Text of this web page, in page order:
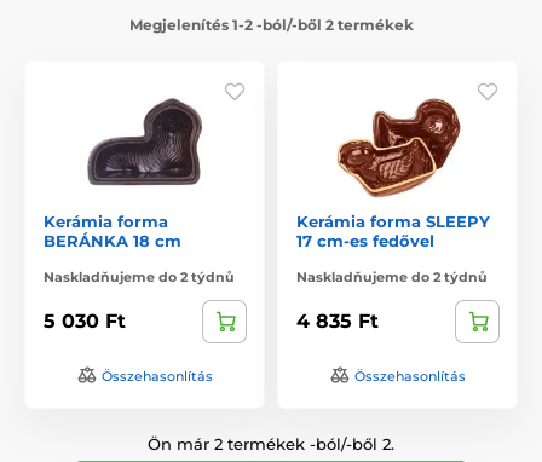
Megjelenítés 1-2 -ból/-ből 2 termékek
Kerámia forma
BERÁNKA 18 cm
Naskladňujeme do 2 týdnů
5 030 Ft
Összehasonlítás
Kerámia forma SLEEPY
17 cm-es fedővel
Naskladňujeme do 2 týdnů
4 835 Ft
Összehasonlítás
Ön már 2 termékek -ból/-ből 2.